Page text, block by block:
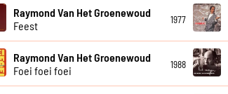
Raymond Van Het Groenewoud
Feest
1977
Raymond Van Het Groenewoud
Foei foei foei
1988